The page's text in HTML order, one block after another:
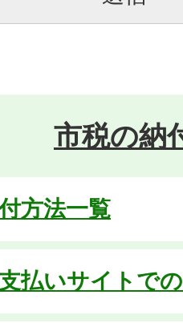
市税の納
方法一覧
払いサイトで